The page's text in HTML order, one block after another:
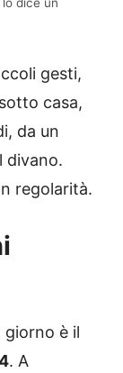
gesti,
casa,
da un
divano.
regolarità.
giorno è il
. A